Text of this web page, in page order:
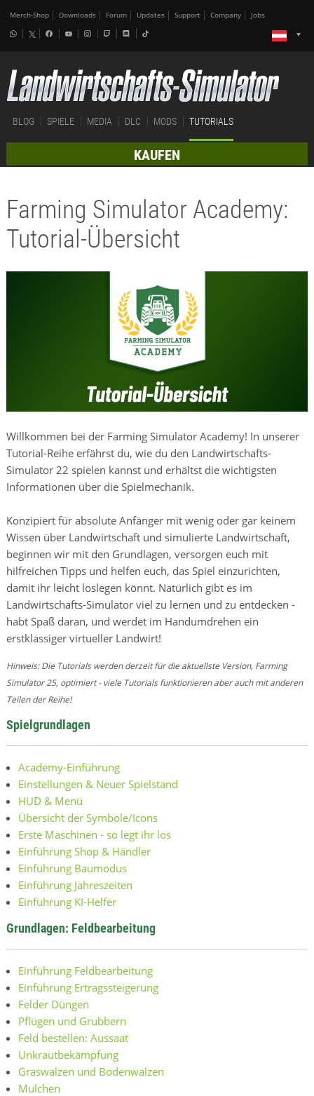
Merch-Shop Downloads Forum Updates Support Company Jobs
BLOG SPIELE MEDIA DLC MODS TUTORIALS
KAUFEN
Farming Simulator Academy:
Tutorial-Übersicht
Willkommen bei der Farming Simulator Academy! In unserer
Tutorial-Reihe erfährst du, wie du den Landwirtschafts-
Simulator 22 spielen kannst und erhältst die wichtigsten
Informationen über die Spielmechanik.
Konzipiert für absolute Anfänger mit wenig oder gar keinem
Wissen über Landwirtschaft und simulierte Landwirtschaft,
beginnen wir mit den Grundlagen, versorgen euch mit
hilfreichen Tipps und helfen euch, das Spiel einzurichten,
damit ihr leicht loslegen könnt. Natürlich gibt es im
Landwirtschafts-Simulator viel zu lernen und zu entdecken -
habt Spaß daran, und werdet im Handumdrehen ein
erstklassiger virtueller Landwirt!
Hinweis: Die Tutorials werden derzeit für die aktuellste Version, Farming
Simulator 25, optimiert - viele Tutorials funktionieren aber auch mit anderen
Teilen der Reihe!
Spielgrundlagen
Academy-Einführung
Einstellungen & Neuer Spielstand
HUD & Menü
Übersicht der Symbole/Icons
Erste Maschinen - so legt ihr los
Einführung Shop & Händler
Einführung Baumodus
Einführung Jahreszeiten
Einführung KI-Helfer
Grundlagen: Feldbearbeitung
Einführung Feldbearbeitung
Einführung Ertragssteigerung
Felder Düngen
Pflügen und Grubbern
Feld bestellen: Aussaat
Unkrautbekämpfung
Graswalzen und Bodenwalzen
Mulchen